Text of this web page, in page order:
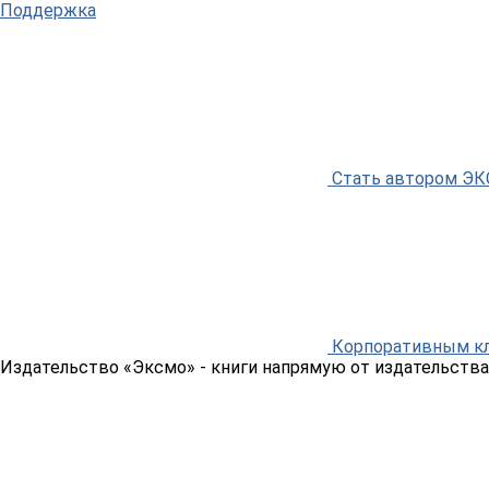
Поддержка
Стать автором
Корпоративным
Издательство «Эксмо» - книги напрямую от издательства